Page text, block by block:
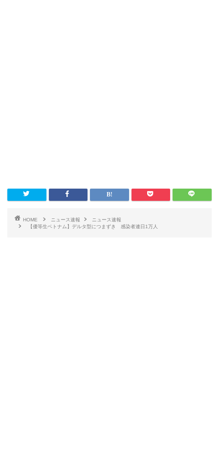
HOME ニュース速報
ニュース速報
【優等生ベトナム】デルタ型につまずき 感染者連日1万人